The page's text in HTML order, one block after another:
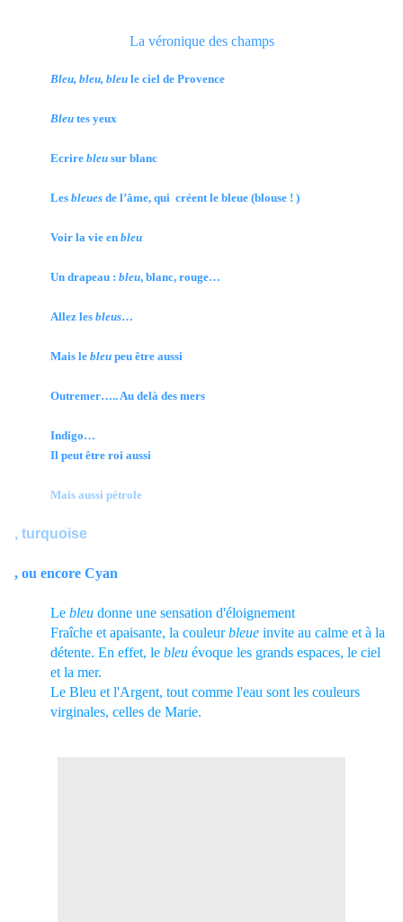
La véronique des champs
Bleu, bleu, bleu le ciel de Provence
Bleu tes yeux
Ecrire bleu sur blanc
Les bleues de l’âme, qui créent le bleue (blouse ! )
Voir la vie en bleu
Un drapeau : bleu, blanc, rouge…
Allez les bleus…
Mais le bleu peu être aussi
Outremer….. Au delà des mers
Indigo…
Il peut être roi aussi
Mais aussi pétrole
, turquoise
, ou encore Cyan
Le bleu donne une sensation d'éloignement
Fraîche et apaisante, la couleurbleue invite au calme et à la
détente. En effet, le bleu évoque les grands espaces, le ciel
et la mer.
Le Bleu et l'Argent, tout comme l'eau sont les couleurs
virginales, celles de Marie.